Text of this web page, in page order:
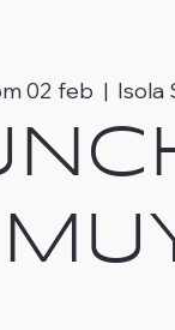
02 feb
  |
Isola